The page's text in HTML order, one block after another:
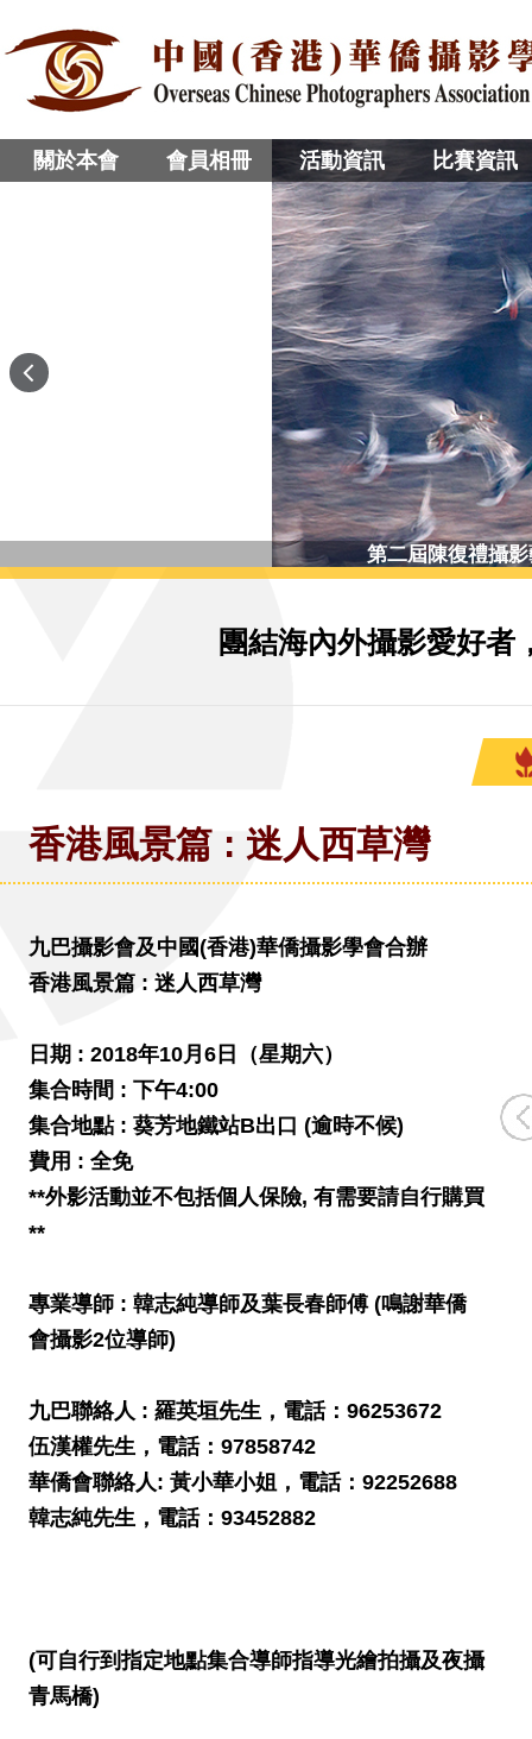
關於本會 會員相冊 活動資訊 比賽資訊
第二屆陳復禮攝
團結海內外攝影愛好者
香港風景篇 : 迷人西草灣
九巴攝影會及中國(香港)華僑攝影學會合辦
香港風景篇 : 迷人西草灣
日期 : 2018年10月6日（星期六）
集合時間 : 下午4:00
集合地點 : 葵芳地鐵站B出口 (逾時不候)
費用 : 全免
**外影活動並不包括個人保險, 有需要請自行購買
**
專業導師 : 韓志純導師及葉長春師傅 (鳴謝華僑
會攝影2位導師)
九巴聯絡人 : 羅英垣先生，電話：96253672
伍漢權先生，電話：97858742
華僑會聯絡人: 黃小華小姐，電話：92252688
韓志純先生，電話：93452882
(可自行到指定地點集合導師指導光繪拍攝及夜攝
青馬橋)